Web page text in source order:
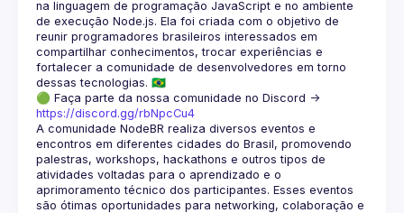
na linguagem de programação JavaScript e no ambiente
de execução Node.js. Ela foi criada com o objetivo de
reunir programadores brasileiros interessados em
compartilhar conhecimentos, trocar experiências e
fortalecer a comunidade de desenvolvedores em torno
🟢 Faça parte da nossa comunidade no Discord ->
https://discord.gg/rbNpcCu4
A comunidade NodeBR realiza diversos eventos e
encontros em diferentes cidades do Brasil, promovendo
palestras, workshops, hackathons e outros tipos de
atividades voltadas para o aprendizado e o
aprimoramento técnico dos participantes. Esses eventos
são ótimas oportunidades para networking, colaboração e